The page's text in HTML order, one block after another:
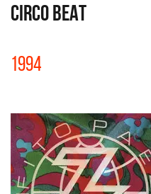
CIRCO BEAT
1994